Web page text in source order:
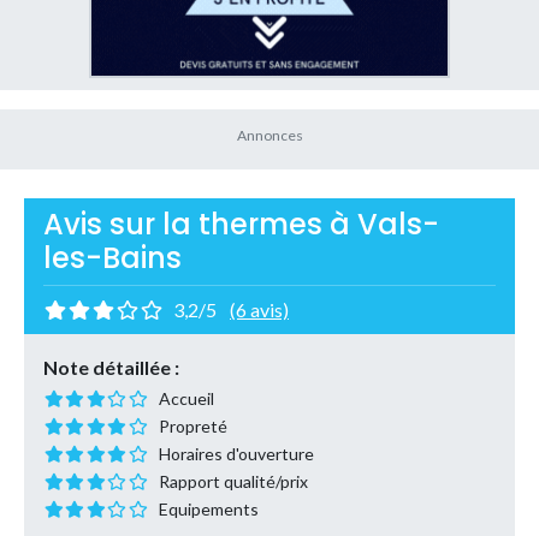
Avis sur la thermes à Vals-
les-Bains
3,2/5 (6 avis)
Note détaillée :
Accueil
Propreté
Horaires d'ouverture
Rapport qualité/prix
Equipements